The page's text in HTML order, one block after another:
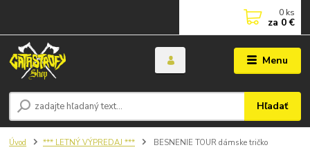
Menu
Hľadať
0 ks
za 0 €
Úvod *** LETNÝ VÝPREDAJ *** BESNENIE TOUR dámske tričko